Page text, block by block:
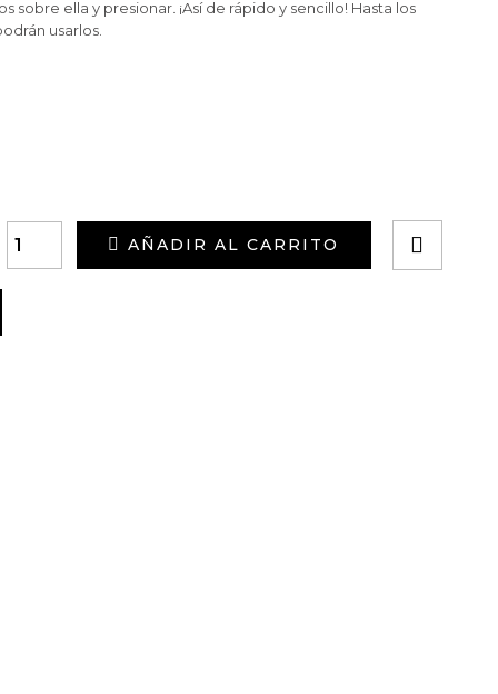
sobre ella y presionar. ¡Así de rápido y sencillo! Hasta los
usarlos.
AÑADIR AL CARRITO